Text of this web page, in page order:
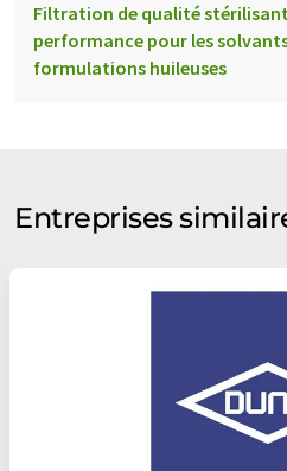
Filtration de qualité
performance pour les
formulations huileuses
Entreprises